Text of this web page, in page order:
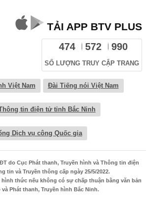
TẢI APP BTV PLUS
474 572 990
SỐ LƯỢNG TRUY CẬP TRANG
Việt Nam Đài Tiếng nói Việt Nam
tin điện tử tỉnh Bắc Ninh
Dịch vụ công Quốc gia
do Cục Phát thanh, Truyền hình và Thông tin điện
tin và Truyền thông cấp ngày 25/5/2022.
thức nếu không có sự chấp thuận bằng văn bản
và Phát thanh, Truyền hình Bắc Ninh.